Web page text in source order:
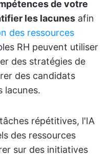
de votre
les lacunes afin
des ressources
RH peuvent utiliser
des stratégies de
des candidats
lacunes.
répétitives, l'IA
des ressources
sur des initiatives